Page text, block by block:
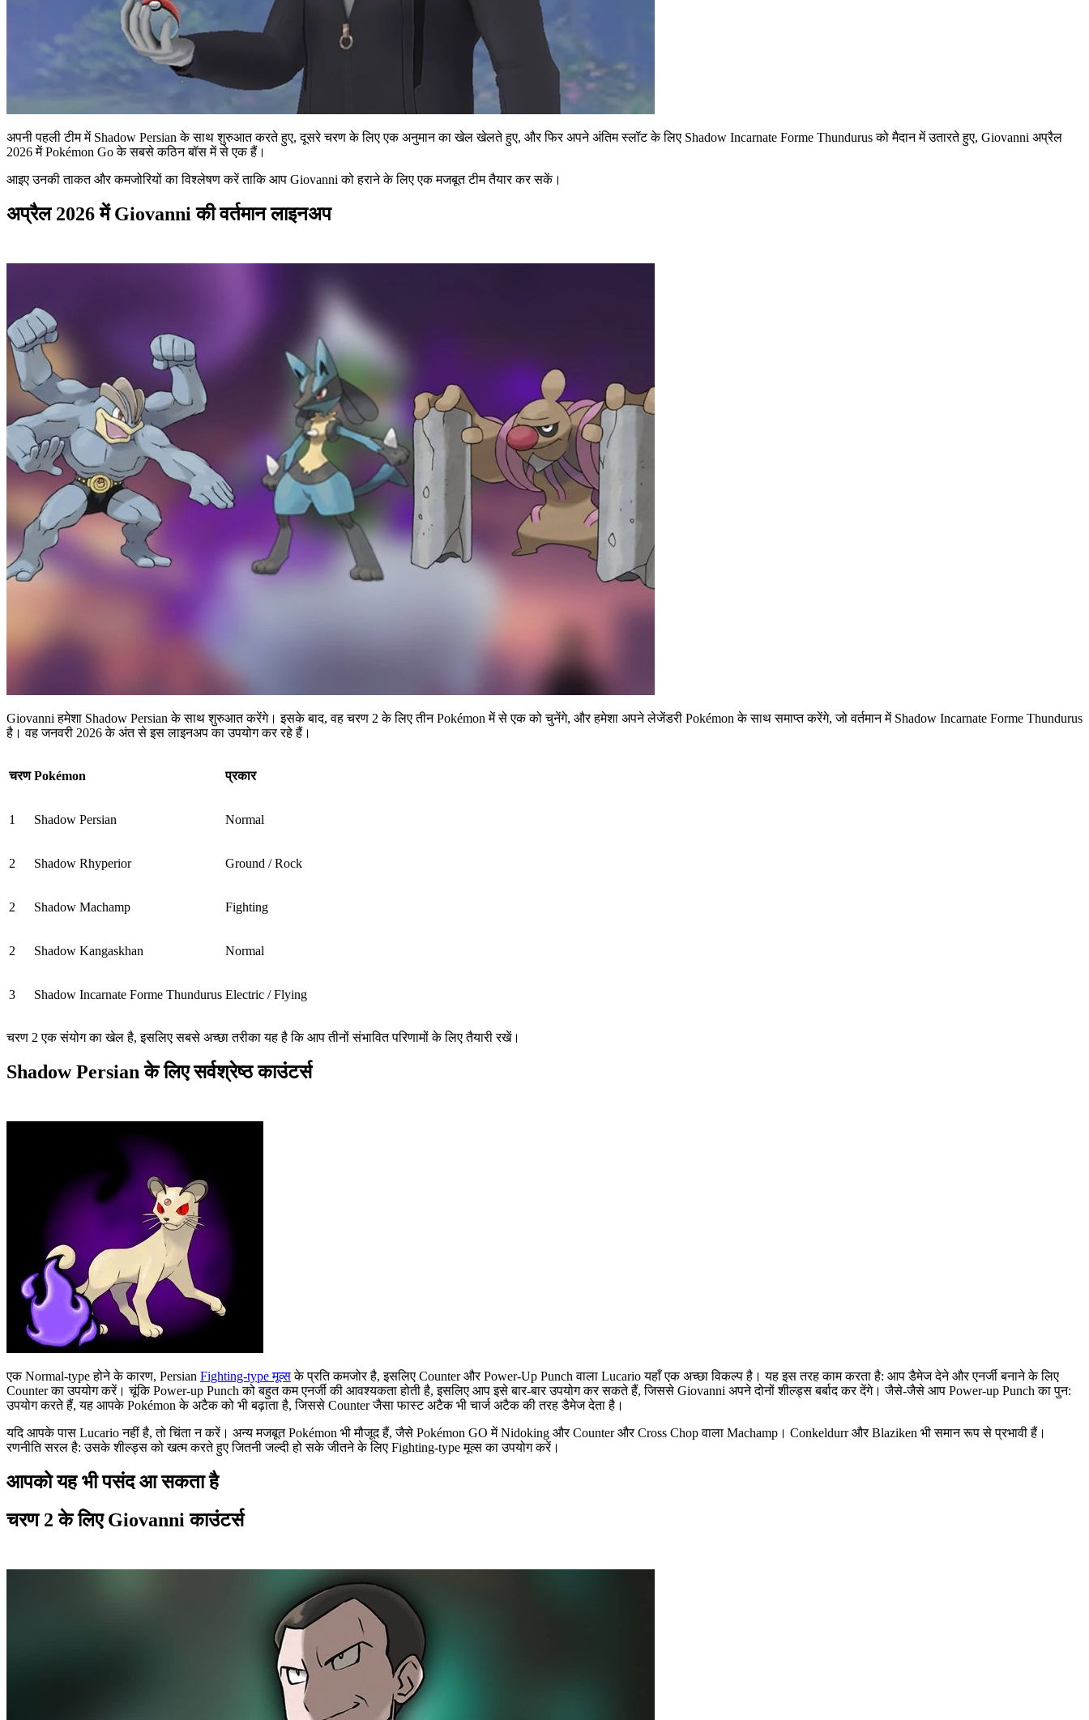
अपनी पहली टीम में Shadow Persian के साथ शुरुआत करते हुए, दूसरे चरण के लिए एक अनुमान का खेल खेलते हुए, और फिर अपने अंतिम स्लॉट के लिए Shadow Incarnate Forme Thundurus को मैदान में उतारते हुए, Giovanni अप्रैल
2026 में Pokémon Go के सबसे कठिन बॉस में से एक हैं।
आइए उनकी ताकत और कमजोरियों का विश्लेषण करें ताकि आप Giovanni को हराने के लिए एक मजबूत टीम तैयार कर सकें।
अप्रैल 2026 में Giovanni की वर्तमान लाइनअप
Giovanni हमेशा Shadow Persian के साथ शुरुआत करेंगे। इसके बाद, वह चरण 2 के लिए तीन Pokémon में से एक को चुनेंगे, और हमेशा अपने लेजेंडरी Pokémon के साथ समाप्त करेंगे, जो वर्तमान में Shadow Incarnate Forme Thundurus
है। वह जनवरी 2026 के अंत से इस लाइनअप का उपयोग कर रहे हैं।
चरण Pokémon प्रकार
1 Shadow Persian Normal
2 Shadow Rhyperior Ground / Rock
2 Shadow Machamp Fighting
2 Shadow Kangaskhan Normal
3 Shadow Incarnate Forme Thundurus Electric / Flying
चरण 2 एक संयोग का खेल है, इसलिए सबसे अच्छा तरीका यह है कि आप तीनों संभावित परिणामों के लिए तैयारी रखें।
Shadow Persian के लिए सर्वश्रेष्ठ काउंटर्स
एक Normal-type होने के कारण, Persian Fighting-type मूव्सके प्रति कमजोर है, इसलिए Counter और Power-Up Punch वाला Lucario यहाँ एक अच्छा विकल्प है। यह इस तरह काम करता है: आप डैमेज देने और एनर्जी बनाने के लिए
Counter का उपयोग करें। चूंकि Power-up Punch को बहुत कम एनर्जी की आवश्यकता होती है, इसलिए आप इसे बार-बार उपयोग कर सकते हैं, जिससे Giovanni अपने दोनों शील्ड्स बर्बाद कर देंगे। जैसे-जैसे आप Power-up Punch का पुन:
उपयोग करते हैं, यह आपके Pokémon के अटैक को भी बढ़ाता है, जिससे Counter जैसा फास्ट अटैक भी चार्ज अटैक की तरह डैमेज देता है।
यदि आपके पास Lucario नहीं है, तो चिंता न करें। अन्य मजबूत Pokémon भी मौजूद हैं, जैसे Pokémon GO में Nidoking और Counter और Cross Chop वाला Machamp। Conkeldurr और Blaziken भी समान रूप से प्रभावी हैं।
रणनीति सरल है: उसके शील्ड्स को खत्म करते हुए जितनी जल्दी हो सके जीतने के लिए Fighting-type मूव्स का उपयोग करें।
आपको यह भी पसंद आ सकता है
चरण 2 के लिए Giovanni काउंटर्स